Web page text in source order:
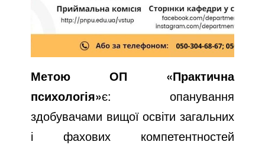
Метою ОП «Практична
психологія»є: опанування
здобувачами вищої освіти загальних
і фахових компетентностей